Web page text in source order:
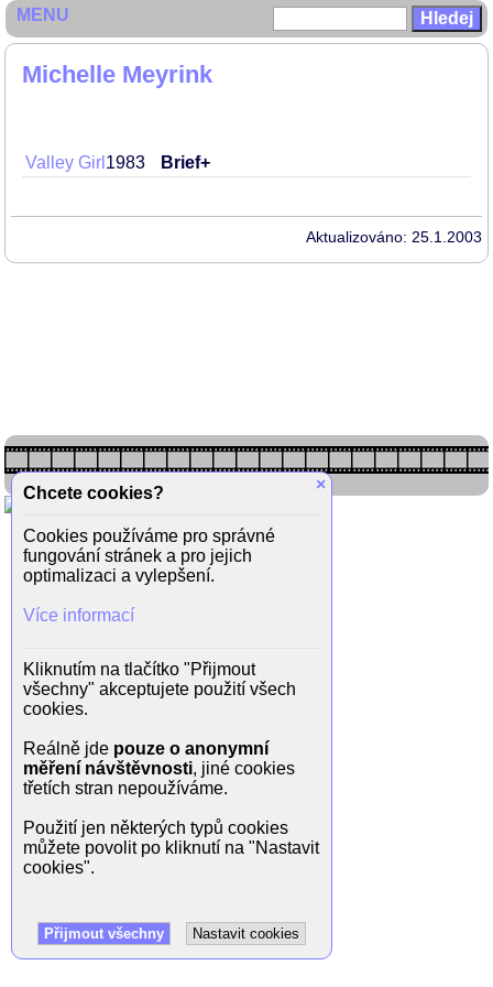
Michelle Meyrink
Valley Girl 1983 Brief+
Aktualizováno: 25.1.2003
MENU
×
Chcete cookies?
Cookies používáme pro správné
fungování stránek a pro jejich
optimalizaci a vylepšení.
Více informací
Kliknutím na tlačítko "Přijmout
všechny" akceptujete použití všech
cookies.
Reálně jde pouze o anonymní
měření návštěvnosti, jiné cookies
třetích stran nepoužíváme.
Použití jen některých typů cookies
můžete povolit po kliknutí na "Nastavit
cookies".
Přijmout všechny Nastavit cookies